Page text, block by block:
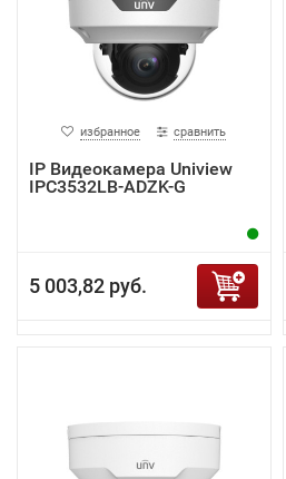
избранное сравнить
IP Видеокамера Uniview
IPC3532LB-ADZK-G
5 003,82 руб.